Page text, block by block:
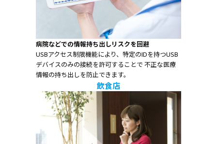
病院などでの情報持ち出しリスクを回避
USBアクセス制限機能により、特定のIDを持つUSB
デバイスのみの接続を許可することで 不正な医療
情報の持ち出しを防止できます。
飲食店